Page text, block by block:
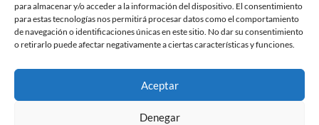
para almacenar y/o acceder a la información del dispositivo. El consentimiento
para estas tecnologías nos permitirá procesar datos como el comportamiento
de navegación o identificaciones únicas en este sitio. No dar su consentimiento
o retirarlo puede afectar negativamente a ciertas características y funciones.
Aceptar
Denegar
WEB